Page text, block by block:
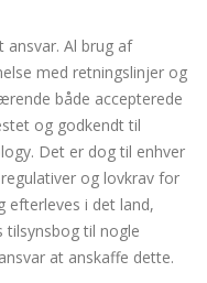
ansvar. Al brug af
med retningslinjer og
både accepterede
og godkendt til
Det er dog til enhver
og lovkrav for
efterleves i det land,
tilsynsbog til nogle
at anskaffe dette.